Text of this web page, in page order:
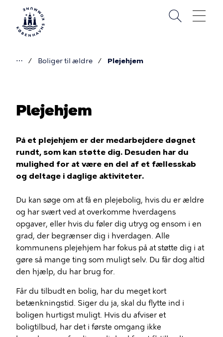
hovedindhold
her
⋯ Boliger til ældre Plejehjem
Plejehjem
På et plejehjem er der medarbejdere døgnet
rundt, som kan støtte dig. Desuden har du
mulighed for at være en del af et fællesskab
og deltage i daglige aktiviteter.
Du kan søge om at få en plejebolig, hvis du er ældre
og har svært ved at overkomme hverdagens
opgaver, eller hvis du føler dig utryg og ensom i en
grad, der begrænser dig i hverdagen. Alle
kommunens plejehjem har fokus på at støtte dig i at
gøre så mange ting som muligt selv. Du får dog altid
den hjælp, du har brug for.
Får du tilbudt en bolig, har du meget kort
betænkningstid. Siger du ja, skal du flytte ind i
boligen hurtigst muligt. Hvis du afviser et
boligtilbud, har det i første omgang ikke